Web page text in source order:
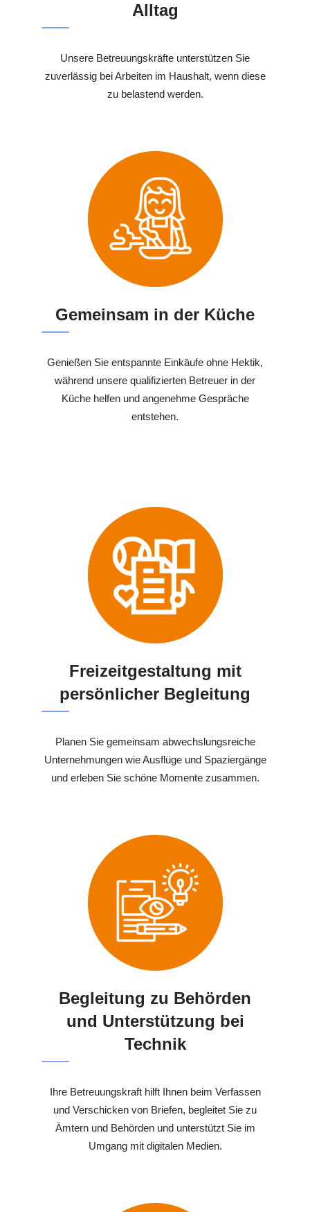
Alltag
Unsere Betreuungskräfte unterstützen Sie
zuverlässig bei Arbeiten im Haushalt, wenn diese
zu belastend werden.
Gemeinsam in der Küche
Genießen Sie entspannte Einkäufe ohne Hektik,
während unsere qualifizierten Betreuer in der
Küche helfen und angenehme Gespräche
entstehen.
Freizeitgestaltung mit
persönlicher Begleitung
Planen Sie gemeinsam abwechslungsreiche
Unternehmungen wie Ausflüge und Spaziergänge
und erleben Sie schöne Momente zusammen.
Begleitung zu Behörden
und Unterstützung bei
Technik
Ihre Betreuungskraft hilft Ihnen beim Verfassen
und Verschicken von Briefen, begleitet Sie zu
Ämtern und Behörden und unterstützt Sie im
Umgang mit digitalen Medien.